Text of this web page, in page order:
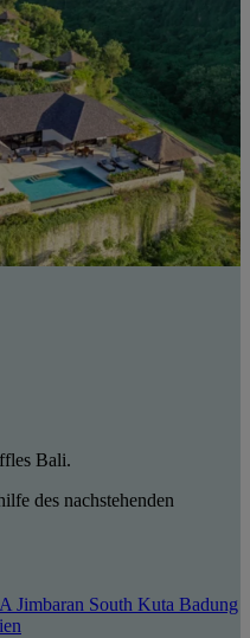
Bali.
des nachstehenden
Jimbaran South Kuta Badung